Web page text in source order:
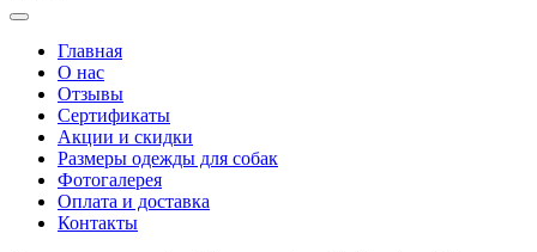
Главная
О нас
Отзывы
Сертификаты
Акции и скидки
Размеры одежды для собак
Фотогалерея
Оплата и доставка
Контакты